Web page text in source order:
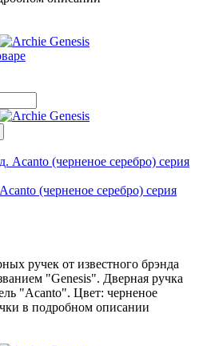
(черненое серебро) серия
ручек от известного брэнда
"Genesis". Дверная ручка
"Acanto". Цвет: черненое
в подробном описании